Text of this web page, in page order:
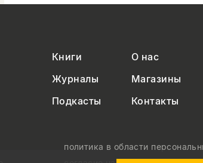
Книги О нас
Журналы
Магазины
Подкасты
Контакты
политика в области